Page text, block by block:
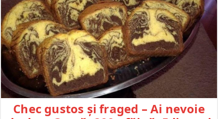
Chec gustos și fraged – Ai nevoie